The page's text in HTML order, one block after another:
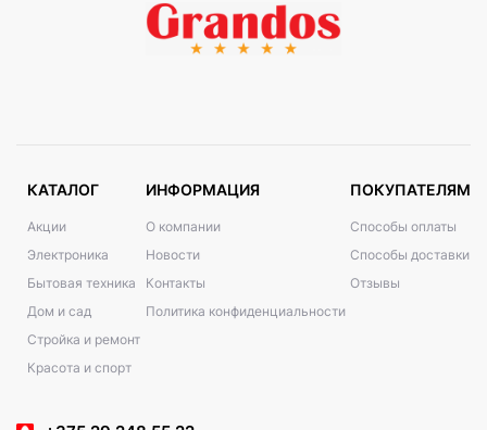
КАТАЛОГ
Акции
Электроника
Бытовая техника
Дом и сад
Стройка и ремонт
Красота и спорт
ИНФОРМАЦИЯ
О компании
Новости
Контакты
Политика конфиденциальности
ПОКУПАТЕЛЯМ
Способы оплаты
Способы доставки
Отзывы